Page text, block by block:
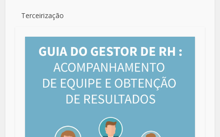
Terceirização